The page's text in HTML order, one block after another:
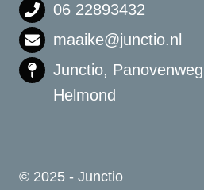
06 22893432
maaike@junctio.nl
Junctio,
Helmond
© 2025 - Junctio